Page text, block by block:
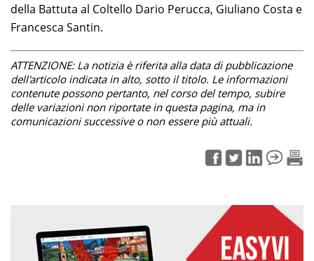
della Battuta al Coltello Dario Perucca, Giuliano Costa e
Francesca Santin.
ATTENZIONE: La notizia è riferita alla data di pubblicazione
dell'articolo indicata in alto, sotto il titolo. Le informazioni
contenute possono pertanto, nel corso del tempo, subire
delle variazioni non riportate in questa pagina, ma in
comunicazioni successive o non essere più attuali.